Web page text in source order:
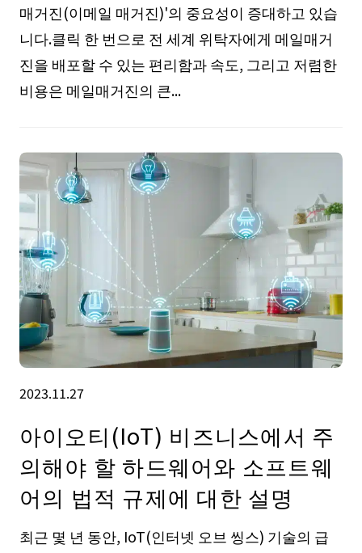
매거진(이메일 매거진)'의 중요성이 증대하고 있습
니다.클릭 한 번으로 전 세계 위탁자에게 메일매거
진을 배포할 수 있는 편리함과 속도, 그리고 저렴한
비용은 메일매거진의 큰...
2023.11.27
아이오티(IoT) 비즈니스에서 주
의해야 할 하드웨어와 소프트웨
어의 법적 규제에 대한 설명
최근 몇 년 동안, IoT(인터넷 오브 씽스) 기술의 급